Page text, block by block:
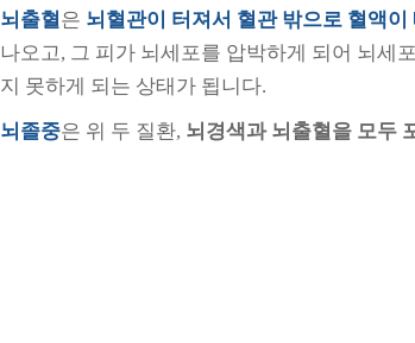
뇌출혈 은 뇌혈관이 터져서 혈관 밖으로 혈액이
나오고, 그 피가 뇌세포를 압박하게 되어 뇌세
지 못하게 되는 상태가 됩니다.
뇌졸중은 위 두 질환, 뇌경색과 뇌출혈을 모두